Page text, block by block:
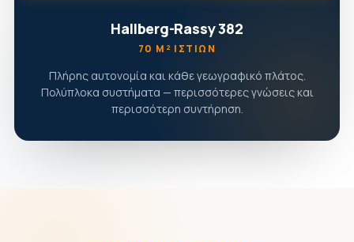
Hallberg-Rassy 382
70 Μ² ΙΣΤΊΩΝ
Πλήρης αυτονομία και κάθε γεωγραφικό πλάτος.
Πολύπλοκα συστήματα — περισσότερες γνώσεις και
περισσότερη συντήρηση.